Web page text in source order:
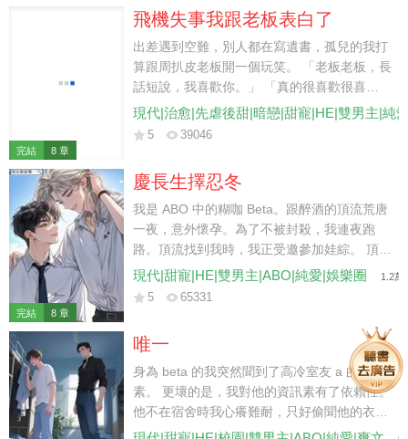
席。」
完結 8 章
飛機失事我跟老板表白了
出差遇到空難，別人都在寫遺書，孤兒的我打
算跟周扒皮老板開一個玩笑。 「老板老板，長
話短說，我喜歡你。」 「真的很喜歡很喜
歡。」 「老板，永別了。」 千鈞一發之際，
機長憑借多年的經驗力挽狂瀾。 飛機安全落地
現代|治愈|先虐後甜|暗戀|甜寵|HE|雙男主|純
5 39046
完結 8 章
慶長生擇忍冬
我是 ABO 中的糊咖 Beta。跟醉酒的頂流荒唐
一夜，意外懷孕。為了不被封殺，我連夜跑
路。頂流找到我時，我正受邀參加娃綜。 頂流
氣急敗壞地將我抵在墻上質問：「離婚？單
身？我怎麼不記得你曾經給過我名分？」 他的
淡寫地拂開他的手，抱起年年，淡聲抬眸：
「陸先生，請收斂一點，你讓我的孩子受驚
了。」 他氣笑了，好整以暇地往鏡頭前一坐：
「明眼人都看得出來，年年是我們的孩子。」
看著如同一個模子刻出來的兩人。 觀眾炸了。
現代|甜寵|HE|雙男主|ABO|純愛|娛樂圈 1.2萬
5 65331
唯一
身為 beta 的我突然聞到了高冷室友 a 的資訊
素。 更壞的是，我對他的資訊素有了依賴性。
他不在宿舍時我心癢難耐，只好偷聞他的衣
服。 眼看依賴感愈發強，我委婉提示他：「在